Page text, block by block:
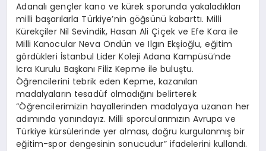
Adanalı gençler kano ve kürek sporunda yakaladıkları
milli başarılarla Türkiye’nin göğsünü kabarttı. Milli
Kürekçiler Nil Sevindik, Hasan Ali Çiçek ve Efe Kara ile
Milli Kanocular Neva Öndün ve Ilgın Ekşioğlu, eğitim
gördükleri İstanbul Lider Koleji Adana Kampüsü’nde
İcra Kurulu Başkanı Filiz Kepme ile buluştu.
Öğrencilerini tebrik eden Kepme, kazanılan
madalyaların tesadüf olmadığını belirterek
“Öğrencilerimizin hayallerinden madalyaya uzanan her
adımında yanındayız. Milli sporcularımızın Avrupa ve
Türkiye kürsülerinde yer alması, doğru kurgulanmış bir
eğitim-spor dengesinin sonucudur” ifadelerini kullandı.